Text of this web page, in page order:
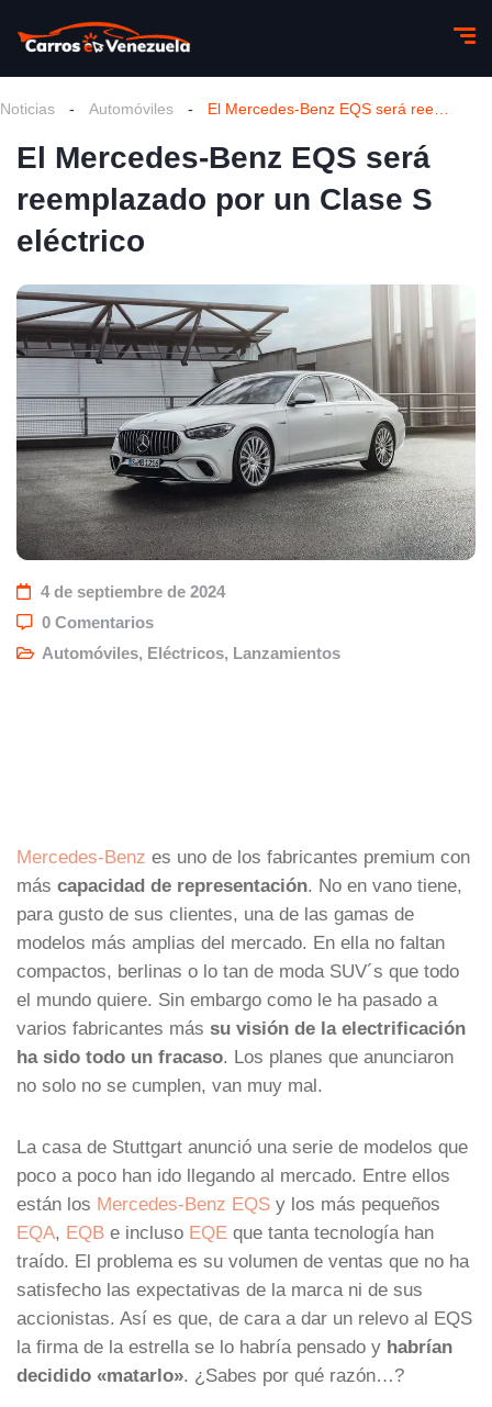
Noticias - Automóviles -
El Mercedes-Benz EQS será
reemplazado por un Clase S
eléctrico
4 de septiembre de 2024
0 Comentarios
Automóviles, Eléctricos, Lanzamientos
Mercedes-Benz es uno de los fabricantes premium con
más capacidad de representación. No en vano tiene,
para gusto de sus clientes, una de las gamas de
modelos más amplias del mercado. En ella no faltan
compactos, berlinas o lo tan de moda SUV´s que todo
el mundo quiere. Sin embargo como le ha pasado a
varios fabricantes más su visión de la electrificación
ha sido todo un fracaso. Los planes que anunciaron
no solo no se cumplen, van muy mal.
La casa de Stuttgart anunció una serie de modelos que
poco a poco han ido llegando al mercado. Entre ellos
están los Mercedes-Benz EQS y los más pequeños
EQA, EQB e incluso EQE que tanta tecnología han
traído. El problema es su volumen de ventas que no ha
satisfecho las expectativas de la marca ni de sus
accionistas. Así es que, de cara a dar un relevo al EQS
la firma de la estrella se lo habría pensado y habrían
decidido «matarlo». ¿Sabes por qué razón…?